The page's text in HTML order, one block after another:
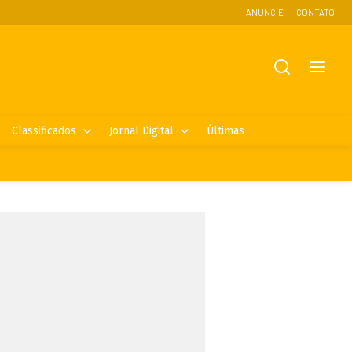
ANUNCIE CONTATO
Classificados Jornal Digital Últimas